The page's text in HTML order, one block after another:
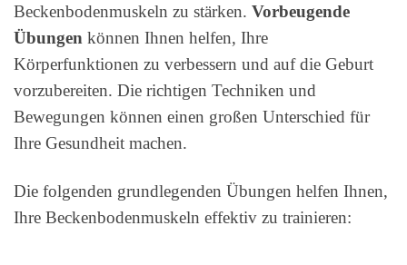
Beckenbodenmuskeln zu stärken. Vorbeugende
Übungen können Ihnen helfen, Ihre
Körperfunktionen zu verbessern und auf die Geburt
vorzubereiten. Die richtigen Techniken und
Bewegungen können einen großen Unterschied für
Ihre Gesundheit machen.
Die folgenden grundlegenden Übungen helfen Ihnen,
Ihre Beckenbodenmuskeln effektiv zu trainieren: